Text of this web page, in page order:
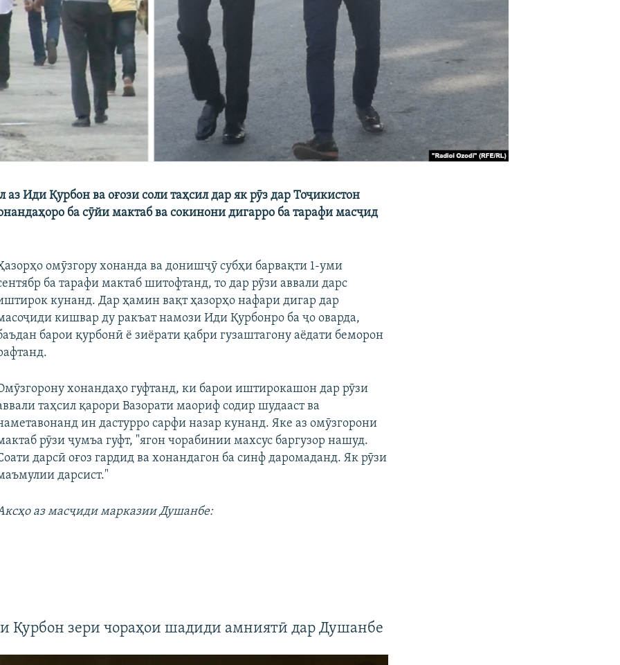
аз Иди Қурбон ва оғози соли таҳсил дар як рӯз дар Тоҷикистон
ба сӯйи мактаб ва сокинони дигарро ба тарафи масҷид
омӯзгору хонанда ва донишҷӯ субҳи барвақти 1-уми
ба тарафи мактаб шитофтанд, то дар рӯзи аввали дарс
кунанд. Дар ҳамин вақт ҳазорҳо нафари дигар дар
кишвар ду ракъат намози Иди Қурбонро ба ҷо оварда,
барои қурбонӣ ё зиёрати қабри гузаштагону аёдати беморон
хонандаҳо гуфтанд, ки барои иштирокашон дар рӯзи
таҳсил қарори Вазорати маориф содир шудааст ва
ин дастурро сарфи назар кунанд. Яке аз омӯзгорони
рӯзи ҷумъа гуфт, "ягон чорабинии махсус баргузор нашуд.
дарсӣ оғоз гардид ва хонандагон ба синф даромаданд. Як рӯзи
дарсист."
аз масҷиди марказии Душанбе:
Қурбон зери чораҳои шадиди амниятӣ дар Душанбе